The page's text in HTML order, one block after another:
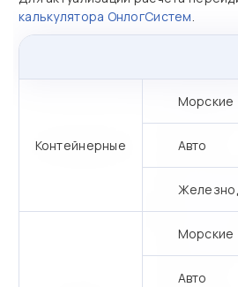
калькулятора ОнлогСистем.
Контейнерные
Морские
Авто
Морские
Авто